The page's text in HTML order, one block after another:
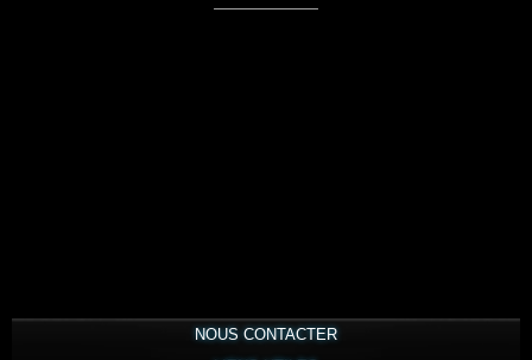
NOUS CONTACTER